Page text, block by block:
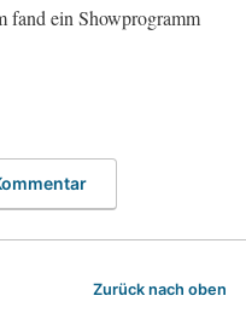
fand ein Showprogramm
Zurück nach oben